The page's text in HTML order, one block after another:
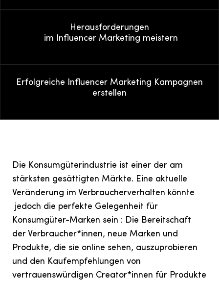
Herausforderungen
im Influencer Marketing meistern
Erfolgreiche Influencer Marketing Kampagnen
erstellen
Die Konsumgüterindustrie ist einer der am
stärksten gesättigten Märkte. Eine aktuelle
Veränderung im Verbraucherverhalten könnte
jedoch die perfekte Gelegenheit für
Konsumgüter-Marken sein : Die Bereitschaft
der Verbraucher*innen, neue Marken und
Produkte, die sie online sehen, auszuprobieren
und den Kaufempfehlungen von
vertrauenswürdigen Creator*innen für Produkte